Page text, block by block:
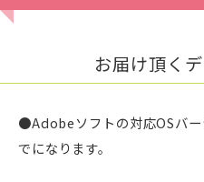
お届け頂く
●Adobeソフトの対応OSバ
でになります。